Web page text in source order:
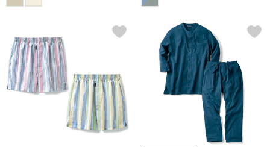
すべて見る ハンドバッグ
ショルダーバ
ブリーフケース
クラッチバッグ